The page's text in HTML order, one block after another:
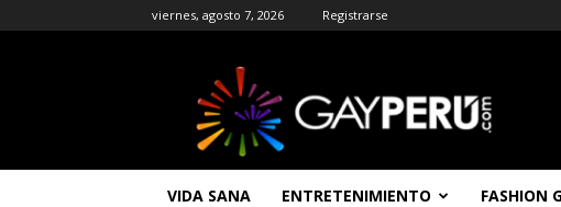
viernes, agosto 7, 2026 Registrarse
|
Entretenimiento
Noticias
VIDA SANA ENTRETENIMIENTO FASHION